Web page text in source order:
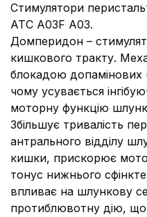
Стимулятори
АТС А03F A03.
Домперидон –
кишкового тракту.
блокадою допамінових
чому усувається
моторну функцію
Збільшує тривалість
антрального відділу
кишки, прискорює
тонус нижнього
впливає на шлункову
протиблювотну дію,